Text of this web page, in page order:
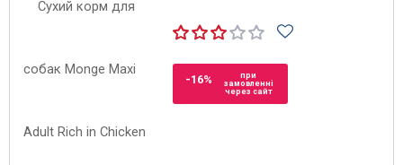
-16%
при
замовленні
через сайт